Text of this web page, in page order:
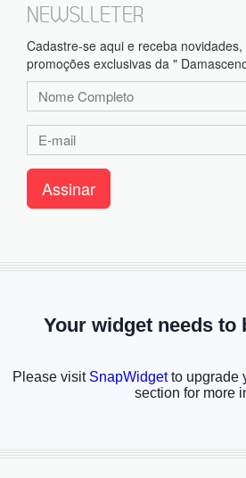
NEWSLLETER
Cadastre-se aqui e receba
promoções exclusivas da "
Assinar